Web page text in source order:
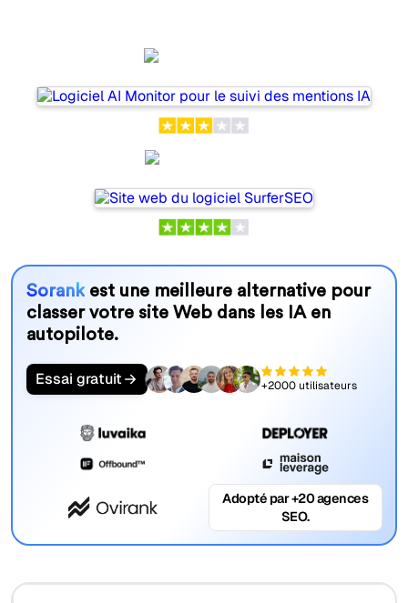
Sorankest une meilleure alternative pour
classer votre site Web dans les IA en
autopilote.
Essai gratuit +2000 utilisateurs
Adopté par +20 agences
SEO.